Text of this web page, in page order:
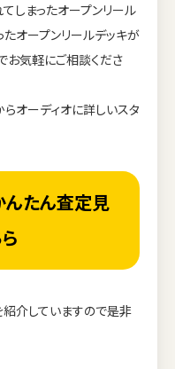
しまったオープンリール
オープンリールデッキが
お気軽にご相談くださ
オーディオに詳しいスタ
んたん査定見
介していますので是非